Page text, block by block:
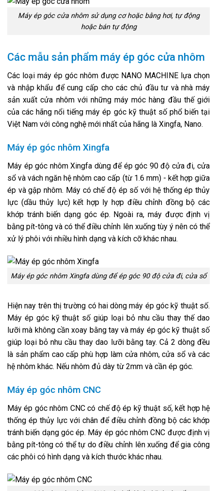
Máy ép góc cửa nhôm sử dụng cơ hoặc bằng hơi, tự động
hoặc bán tự động
Các mẫu sản phẩm máy ép góc cửa nhôm
Các loại máy ép góc nhôm được NANO MACHINE lựa chọn
và nhập khẩu để cung cấp cho các chủ đầu tư và nhà máy
sản xuất cửa nhôm với những máy móc hàng đầu thế giới
của các hãng nổi tiếng máy ép góc kỹ thuật số phổ biến tại
Việt Nam với công nghệ mới nhất của hãng là Xingfa, Nano.
Máy ép góc nhôm Xingfa
Máy ép góc nhôm Xingfa dùng để ép góc 90 độ cửa đi, cửa
sổ và vách ngăn hệ nhôm cao cấp (từ 1.6 mm) - kết hợp giữa
ép và gập nhôm. Máy có chế độ ép số với hệ thống ép thủy
lực (dầu thủy lực) kết hợp ly hợp điều chỉnh đồng bộ các
khớp tránh biến dạng góc ép. Ngoài ra, máy được định vị
bằng pít-tông và có thể điều chỉnh lên xuống tùy ý nên có thể
xử lý phôi với nhiều hình dạng và kích cỡ khác nhau.
Máy ép góc nhôm Xingfa dùng để ép góc 90 độ cửa đi, cửa sổ
Hiện nay trên thị trường có hai dòng máy ép góc kỹ thuật số.
Máy ép góc kỹ thuật số giúp loại bỏ nhu cầu thay thế dao
lưỡi mà không cần xoay bằng tay và máy ép góc kỹ thuật số
giúp loại bỏ nhu cầu thay dao lưỡi bằng tay. Cả 2 dòng đều
là sản phẩm cao cấp phù hợp làm cửa nhôm, cửa sổ và các
hệ nhôm khác. Nếu nhôm đủ dày từ 2mm và cần ép góc.
Máy ép góc nhôm CNC
Máy ép góc nhôm CNC có chế độ ép kỹ thuật số, kết hợp hệ
thống ép thủy lực với chân để điều chỉnh đồng bộ các khớp
tránh biến dạng góc ép. Máy ép góc nhôm CNC được định vị
bằng pít-tông có thể tự do điều chỉnh lên xuống để gia công
các phôi có hình dạng và kích thước khác nhau.